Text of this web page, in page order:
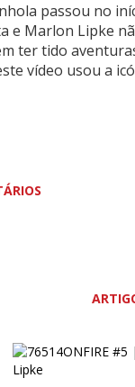
passou no
e Marlon Lipke
ter tido
vídeo usou a